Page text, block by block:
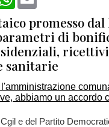
promesso dal
di
sanitarie
e del Partito